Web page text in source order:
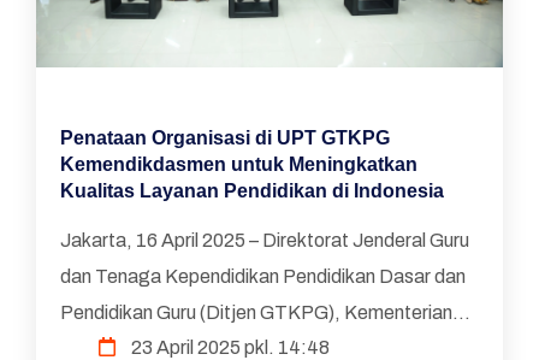
Penataan Organisasi di UPT GTKPG
Kemendikdasmen untuk Meningkatkan
Kualitas Layanan Pendidikan di Indonesia
Jakarta, 16 April 2025 – Direktorat Jenderal Guru
dan Tenaga Kependidikan Pendidikan Dasar dan
Pendidikan Guru (Ditjen GTKPG), Kementerian
Pendidikan Dasar dan Menengah, melakukan
23 April 2025 pkl. 14:48